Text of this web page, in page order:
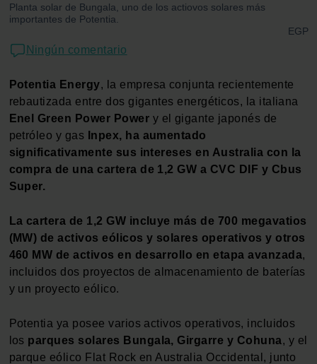
Planta solar de Bungala, uno de los actiovos solares más
importantes de Potentia.
EGP
Ningún comentario
Potentia Energy, la empresa conjunta recientemente
rebautizada entre dos gigantes energéticos, la italiana
Enel Green Power Power y el gigante japonés de
petróleo y gas
Inpex, ha aumentado
significativamente sus intereses en Australia con la
compra de una cartera de 1,2 GW a CVC DIF y Cbus
Super.
La cartera de 1,2 GW incluye más de 700 megavatios
(MW) de activos eólicos y solares operativos y otros
460 MW de activos en desarrollo en etapa avanzada,
incluidos dos proyectos de almacenamiento de baterías
y un proyecto eólico.
Potentia ya posee varios activos operativos, incluidos
los parques solares Bungala, Girgarre y Cohuna, y el
parque eólico Flat Rock en Australia Occidental, junto